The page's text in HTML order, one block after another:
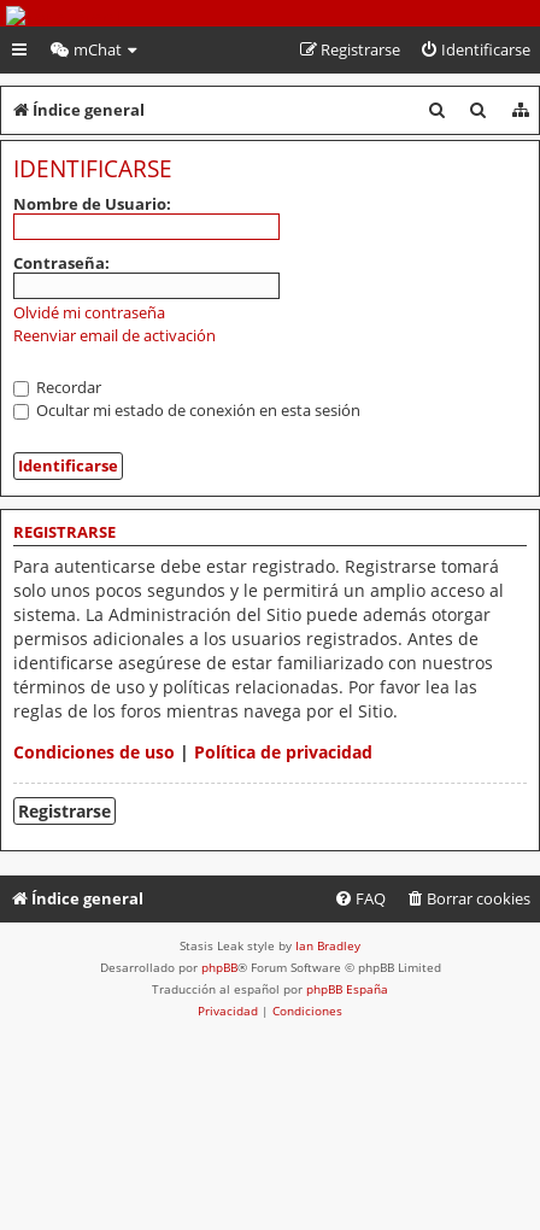
PeruVoley.com
mChat Identificarse
Registrarse
Índice general
u
u
IDENTIFICARSE
Nombre de Usuario:
Contraseña:
Olvidé mi contraseña
Reenviar email de activación
Recordar
Ocultar mi estado de conexión en esta sesión
REGISTRARSE
Para autenticarse debe estar registrado. Registrarse tomará
solo unos pocos segundos y le permitirá un amplio acceso al
sistema. La Administración del Sitio puede además otorgar
permisos adicionales a los usuarios registrados. Antes de
identificarse asegúrese de estar familiarizado con nuestros
términos de uso y políticas relacionadas. Por favor lea las
reglas de los foros mientras navega por el Sitio.
Condiciones de uso | Política de privacidad
Registrarse
Índice general Borrar cookies
FAQ
Stasis Leak style by Ian Bradley
Desarrollado por phpBB® Forum Software © phpBB Limited
Traducción al español por phpBB España
Privacidad | Condiciones